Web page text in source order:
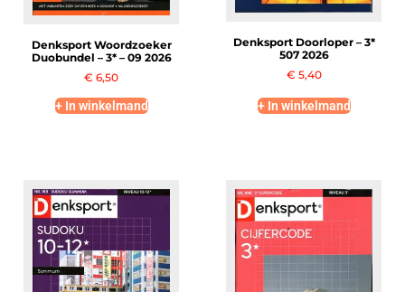
Denksport Woordzoeker
Duobundel – 3* – 09 2026
€ 6,50
+ In winkelmand
Denksport Doorloper – 3*
507 2026
€ 5,40
+ In winkelmand